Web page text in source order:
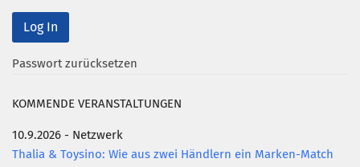
PODCAST
AKTUELLES
Passwort zurücksetzen
KOMMENDE VERANSTALTUNGEN
10.9.2026 - Netzwerk
Thalia & Toysino: Wie aus zwei Händlern ein Marken-Match